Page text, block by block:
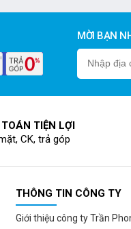
MỜI BẠN
TIỆN LỢI
CK, trả góp
THÔNG TIN CÔNG TY
Giới thiệu công ty Trần